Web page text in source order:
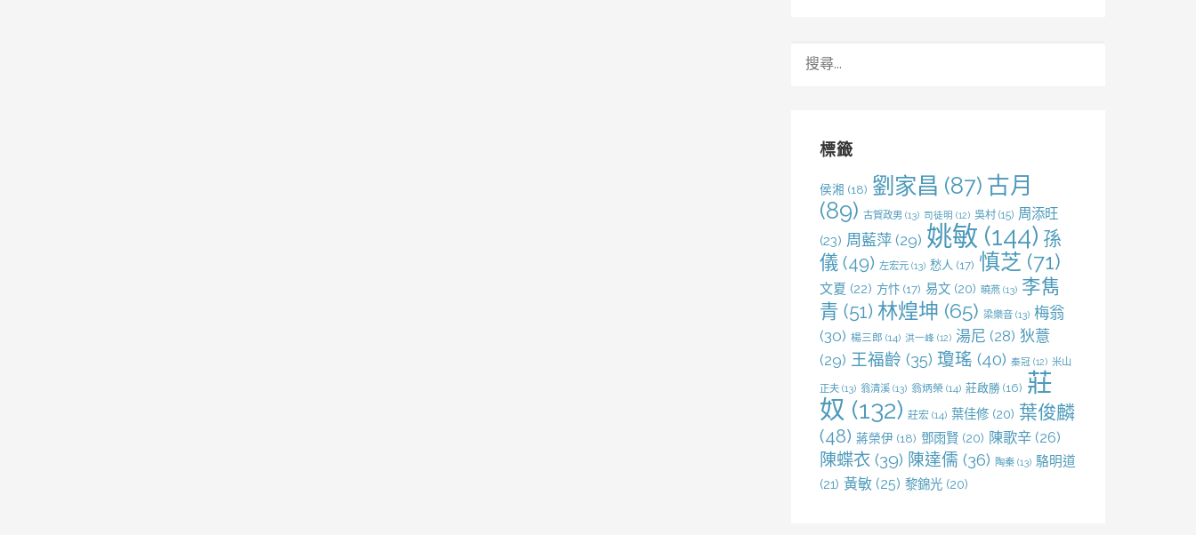
標籤
侯湘 (18) 劉家昌 (87) 古月
(89) 古賀政男 (13) 司徒明 (12) 吳村(15) 周添旺
(23) 周藍萍(29) 姚敏 (144) 孫
儀(49) 左宏元(13) 愁人 (17) 慎芝 (71)
文夏 (22) 方忭(17) 易文(20) 曉燕(13) 李雋
青 (51) 林煌坤 (65) 梁樂音(13) 梅翁
(30) 楊三郎 (14) 洪一峰 (12) 湯尼 (28) 狄薏
(29) 王福齡 (35) 瓊瑤 (40) 秦冠 (12) 米山
正夫(13) 翁清溪(13) 翁炳榮 (14) 莊啟勝(16) 莊
奴 (132) 莊宏(14) 葉佳修(20) 葉俊麟
(48) 蔣榮伊 (18) 鄧雨賢(20) 陳歌辛(26)
陳蝶衣(39) 陳達儒 (36) 陶秦(13) 駱明道
(21) 黃敏(25) 黎錦光(20)